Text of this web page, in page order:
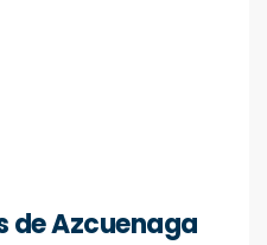
de Azcuenaga